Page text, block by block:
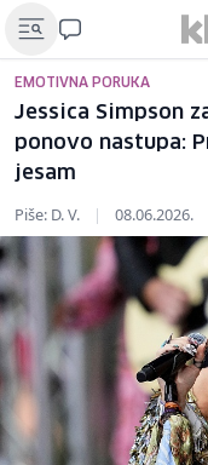
EMOTIVNA PORUKA
Jessica Simpson
ponovo nastupa:
jesam
Piše: D. V. | 08.06.2026.